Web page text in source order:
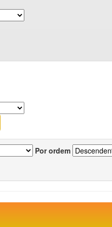
Por ordem